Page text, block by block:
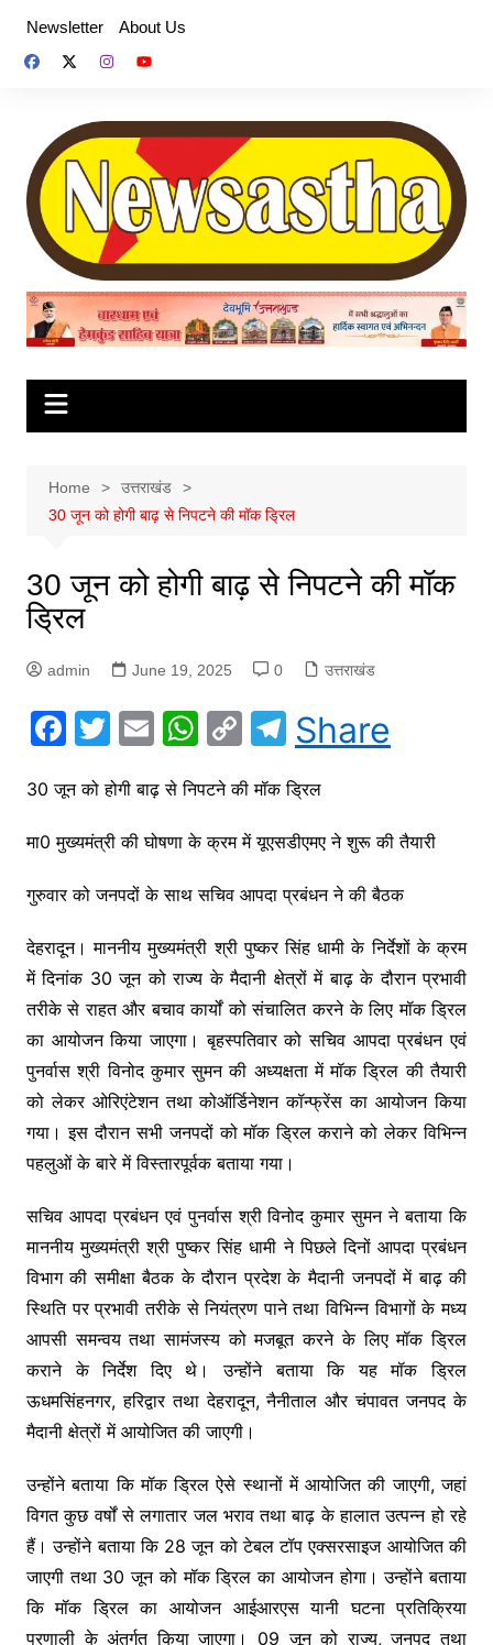
content
Newsletter About Us
Home
उत्तराखंड
30 जून को होगी बाढ़ से निपटने की मॉक ड्रिल
30 जून को होगी बाढ़ से निपटने की मॉक
ड्रिल
admin June 19, 2025 0 उत्तराखंड
F
c
e
o
o
k
T
itt
er
E
ai
l
W
at
s
p
p
C
p
y
n
k
T
el
e
gr
m
Share
30 जून को होगी बाढ़ से निपटने की मॉक ड्रिल
मा0 मुख्यमंत्री की घोषणा के क्रम में यूएसडीएमए ने शुरू की तैयारी
गुरुवार को जनपदों के साथ सचिव आपदा प्रबंधन ने की बैठक
देहरादून। माननीय मुख्यमंत्री श्री पुष्कर सिंह धामी के निर्देशों के क्रम
में दिनांक 30 जून को राज्य के मैदानी क्षेत्रों में बाढ़ के दौरान प्रभावी
तरीके से राहत और बचाव कार्यों को संचालित करने के लिए मॉक ड्रिल
का आयोजन किया जाएगा। बृहस्पतिवार को सचिव आपदा प्रबंधन एवं
पुनर्वास श्री विनोद कुमार सुमन की अध्यक्षता में मॉक ड्रिल की तैयारी
को लेकर ओरिएंटेशन तथा कोऑर्डिनेशन कॉन्फ्रेंस का आयोजन किया
गया। इस दौरान सभी जनपदों को मॉक ड्रिल कराने को लेकर विभिन्न
पहलुओं के बारे में विस्तारपूर्वक बताया गया।
सचिव आपदा प्रबंधन एवं पुनर्वास श्री विनोद कुमार सुमन ने बताया कि
माननीय मुख्यमंत्री श्री पुष्कर सिंह धामी ने पिछले दिनों आपदा प्रबंधन
विभाग की समीक्षा बैठक के दौरान प्रदेश के मैदानी जनपदों में बाढ़ की
स्थिति पर प्रभावी तरीके से नियंत्रण पाने तथा विभिन्न विभागों के मध्य
आपसी समन्वय तथा सामंजस्य को मजबूत करने के लिए मॉक ड्रिल
कराने के निर्देश दिए थे। उन्होंने बताया कि यह मॉक ड्रिल
ऊधमसिंहनगर, हरिद्वार तथा देहरादून, नैनीताल और चंपावत जनपद के
मैदानी क्षेत्रों में आयोजित की जाएगी।
उन्होंने बताया कि मॉक ड्रिल ऐसे स्थानों में आयोजित की जाएगी, जहां
विगत कुछ वर्षों से लगातार जल भराव तथा बाढ़ के हालात उत्पन्न हो रहे
हैं। उन्होंने बताया कि 28 जून को टेबल टॉप एक्सरसाइज आयोजित की
जाएगी तथा 30 जून को मॉक ड्रिल का आयोजन होगा। उन्होंने बताया
कि मॉक ड्रिल का आयोजन आईआरएस यानी घटना प्रतिक्रिया
प्रणाली के अंतर्गत किया जाएगा। 09 जून को राज्य, जनपद तथा